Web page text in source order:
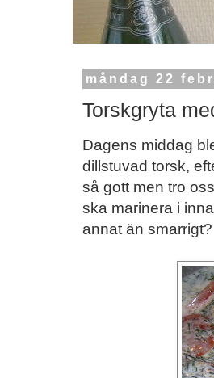
måndag 22
Torskgryta
Dagens middag
dillstuvad torsk,
så gott men tro
ska marinera i
annat än smarrigt?